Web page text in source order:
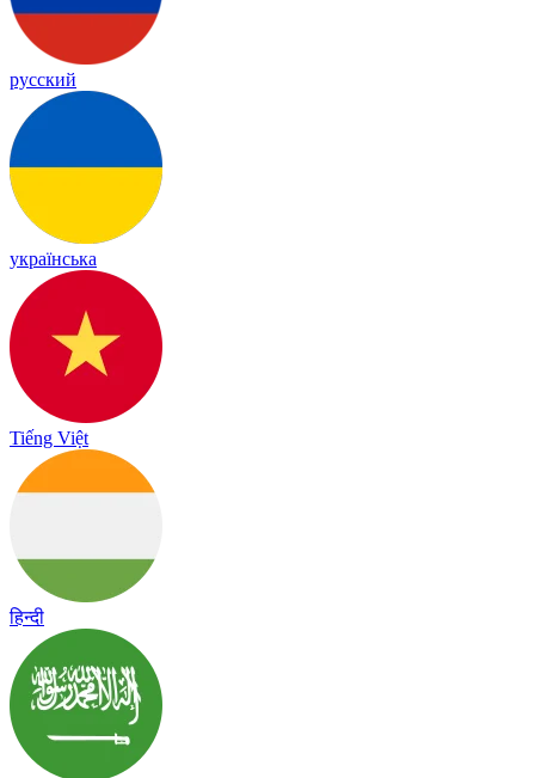
русский
українська
Tiếng Việt
हिन्दी